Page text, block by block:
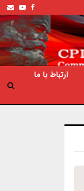
Facebook
ارتباط با ما